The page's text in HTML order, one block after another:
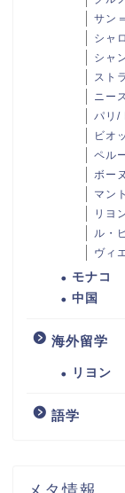
サン
シャ
シャ
スト
ニー
パリ/
ビオ
ペル
ボー
マン
リヨ
ル・
ヴィ
モナコ
中国
海外留学
リヨン
語学